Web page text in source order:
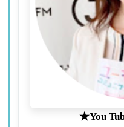
★You